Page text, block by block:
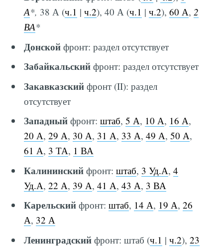
А*, 38 А (ч.1 |ч.2), 40 А (ч.1 |ч.2),60 А,2
ВА*
Донскойфронт: раздел отсутствует
Забайкальскийфронт: раздел отсутствует
Закавказскийфронт (II): раздел
отсутствует
Западныйфронт:штаб,5 А, 10 А, 16 А,
20 А,29 А, 30 А, 31 А, 33 А,49 А,50 А,
61 А, 3 ТА, 1 ВА
Калининскийфронт:штаб, 3 Уд.А,4
Уд.А,22 А, 39 А,41 А,43 А, 3 ВА
Карельскийфронт:штаб, 14 А, 19 А,26
А, 32 А
Ленинградскийфронт: штаб (ч.1 |ч.2),23